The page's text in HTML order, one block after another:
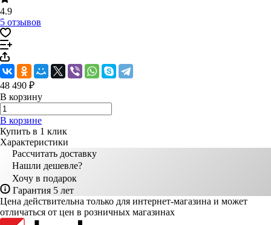
4.9
5 отзывов
48 490 ₽
В корзину
В корзине
Купить в 1 клик
Характеристики
Рассчитать доставку
Нашли дешевле?
Хочу в подарок
Гарантия 5 лет
Цена действительна только для интернет-магазина и может
отличаться от цен в розничных магазинах